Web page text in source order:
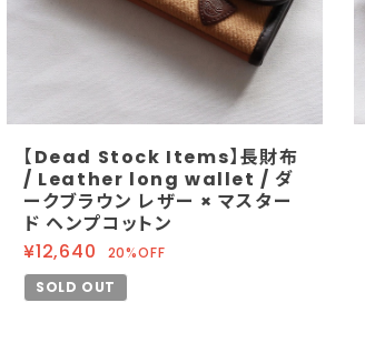
【Dead Stock Items】長財布
/ Leather long wallet / ダ
ークブラウン レザー × マスター
ド ヘンプコットン
¥12,640
20%OFF
SOLD OUT